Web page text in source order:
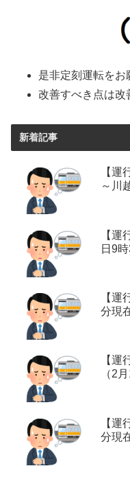
是非定刻運転をお
改善すべき点は改
新着記事
【運
～川
【運
日9
【
分現
【運
（2
【
分現